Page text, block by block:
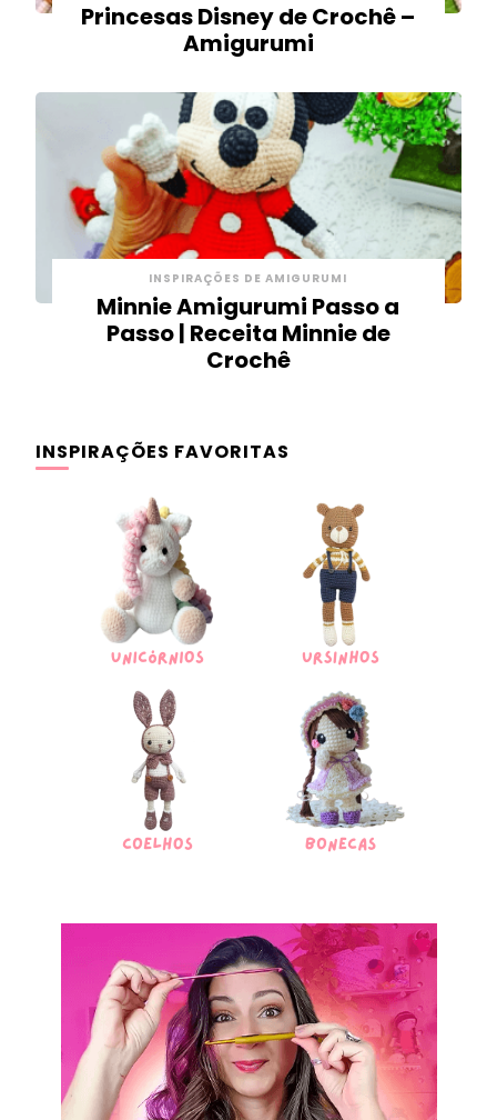
Princesas Disney de Crochê –
Amigurumi
INSPIRAÇÕES DE AMIGURUMI
Minnie Amigurumi Passo a
Passo | Receita Minnie de
Crochê
INSPIRAÇÕES FAVORITAS